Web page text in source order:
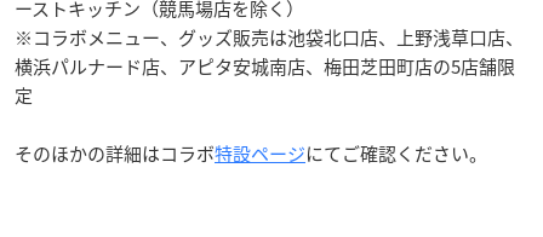
ーストキッチン（競馬場店を除く）
※コラボメニュー、グッズ販売は池袋北口店、上野浅草口店、
横浜パルナード店、アピタ安城南店、梅田芝田町店の5店舗限
定
そのほかの詳細はコラボ特設ページにてご確認ください。